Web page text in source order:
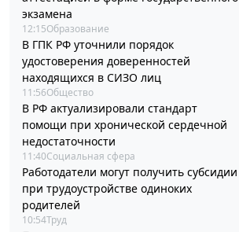
экзамена
12:15Образование
В ГПК РФ уточнили порядок
удостоверения доверенностей
находящихся в СИЗО лиц
11:56Общество
В РФ актуализировали стандарт
помощи при хронической сердечной
недостаточности
11:40Социальная сфера
Работодатели могут получить субсидии
при трудоустройстве одиноких
родителей
10:54Труд